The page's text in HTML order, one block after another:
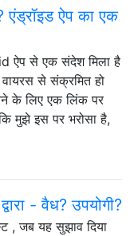
एंड्रॉइड ऐप का एक
ऐप से एक संदेश मिला है
से संक्रमित हो
के लिए एक लिंक पर
मुझे इस पर भरोसा है,
- वैध? उपयोगी?
, जब यह सुझाव दिया